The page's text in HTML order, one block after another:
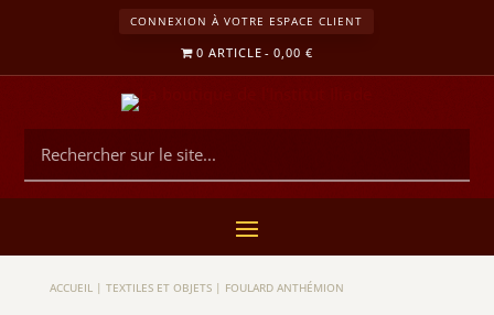
CONNEXION À VOTRE ESPACE CLIENT
0 ARTICLE 0,00 €
ACCUEIL| TEXTILES ET OBJETS| FOULARD ANTHÉMION